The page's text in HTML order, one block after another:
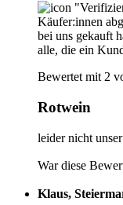
Käufer:innen
bei uns gekauft
alle, die ein
Bewertet mit 2
Rotwein
leider nicht
War diese
Klaus,